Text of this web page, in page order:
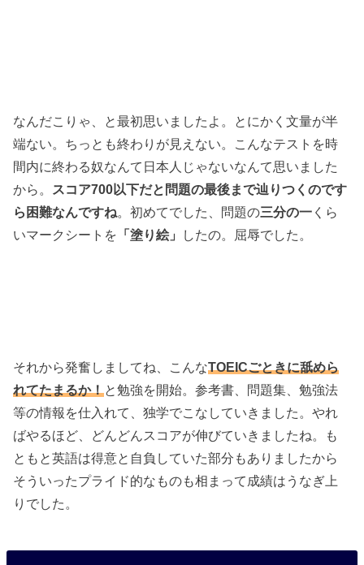
なんだこりゃ、と最初思いましたよ。とにかく文量が半
端ない。ちっとも終わりが見えない。こんなテストを時
間内に終わる奴なんて日本人じゃないなんて思いました
から。 スコア700以下だと問題の最後まで辿りつくのです
ら困難なんですね。初めてでした、問題の三分の一 くら
いマークシートを 「塗り絵」 したの。屈辱でした。
それから発奮しましてね、こんなTOEICごときに舐めら
れてたまるか！と勉強を開始。参考書、問題集、勉強法
等の情報を仕入れて、独学でこなしていきました。やれ
ばやるほど、どんどんスコアが伸びていきましたね。も
ともと英語は得意と自負していた部分もありましたから
そういったプライド的なものも相まって成績はうなぎ上
りでした。